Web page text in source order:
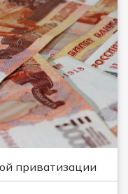
приватизации